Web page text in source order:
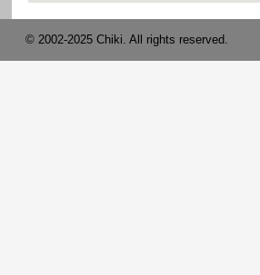
© 2002-2025 Chiki. All rights reserved.